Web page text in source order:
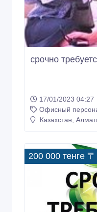
срочно
17/01/2023 04:27
Офисный
Казахстан,
200 000 тенге 〒